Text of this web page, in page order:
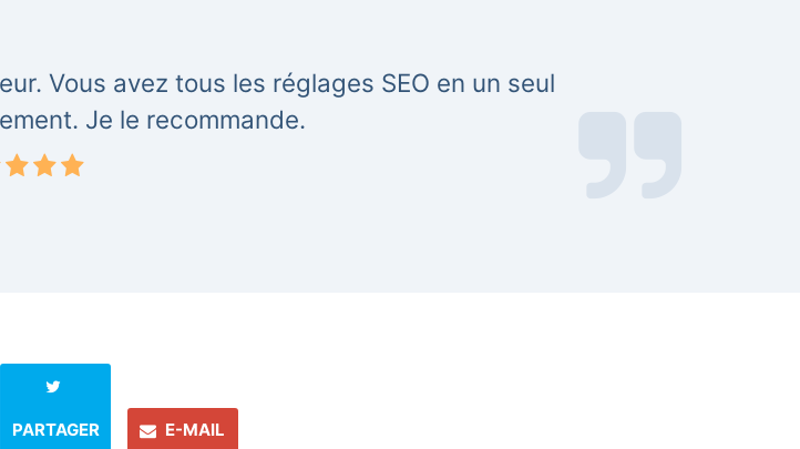
Vous avez tous les réglages SEO en un seul
Je le recommande.
PARTAGER E-MAIL